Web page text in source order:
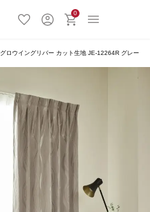
0
グロウイングリバー カット生地 JE-12264R グレー